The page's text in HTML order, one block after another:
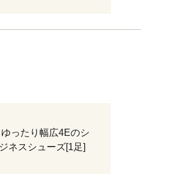
ったり幅広4Eのシ
ネスシューズ[1足]